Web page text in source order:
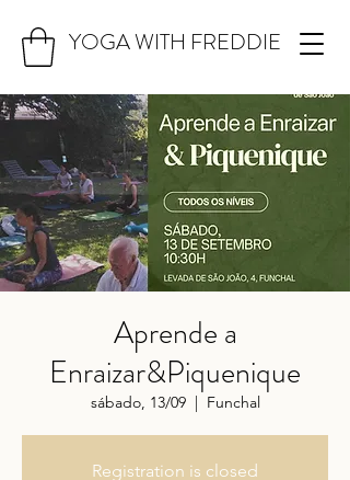
YOGA WITH FREDDIE
Aprende a
Enraizar&Piquenique
sábado, 13/09
  |
Funchal
Registration is closed